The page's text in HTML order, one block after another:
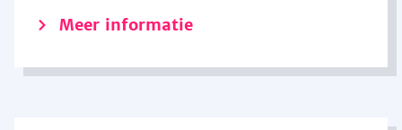
Meer informatie